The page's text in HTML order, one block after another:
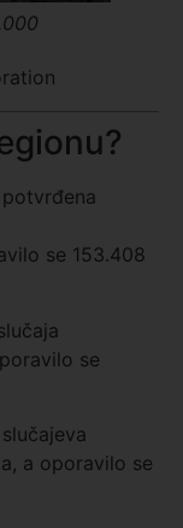
se 153.408
se
a oporavilo se